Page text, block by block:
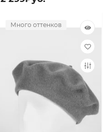
Много оттенков